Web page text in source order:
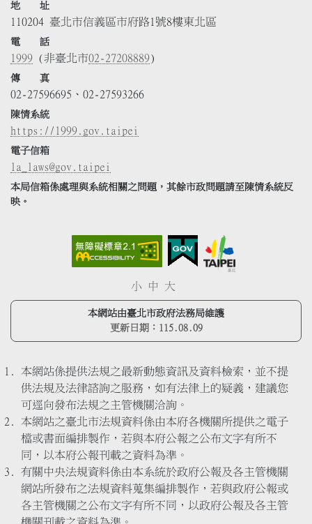
地 址
110204 臺北市信義區市府路1號8樓東北區
電 話
1999 (非臺北市02-27208889)
傳 真
02-27596695、02-27593266
陳情系統
https://1999.gov.taipei
電子信箱
la_laws@gov.taipei
本局信箱係處理與系統相關之問題，其餘市政問題請至陳情系統反
映。
小 中 大
本網站由臺北市政府法務局維護
更新日期： 115.08.09
本網站係提供法規之最新動態資訊及資料檢索，並不提
供法規及法律諮詢之服務，如有法律上的疑義，建議您
可逕向發布法規之主管機關洽詢。
本網站之臺北市法規資料係由本府各機關所提供之電子
檔或書面編排製作，若與本府公報之公布文字有所不
同，以本府公報刊載之資料為準。
有關中央法規資料係由本系統於政府公報及各主管機關
網站所發布之法規資料蒐集編排製作，若與政府公報或
各主管機關之公布文字有所不同，以政府公報及各主管
機關刊載之資料為準。